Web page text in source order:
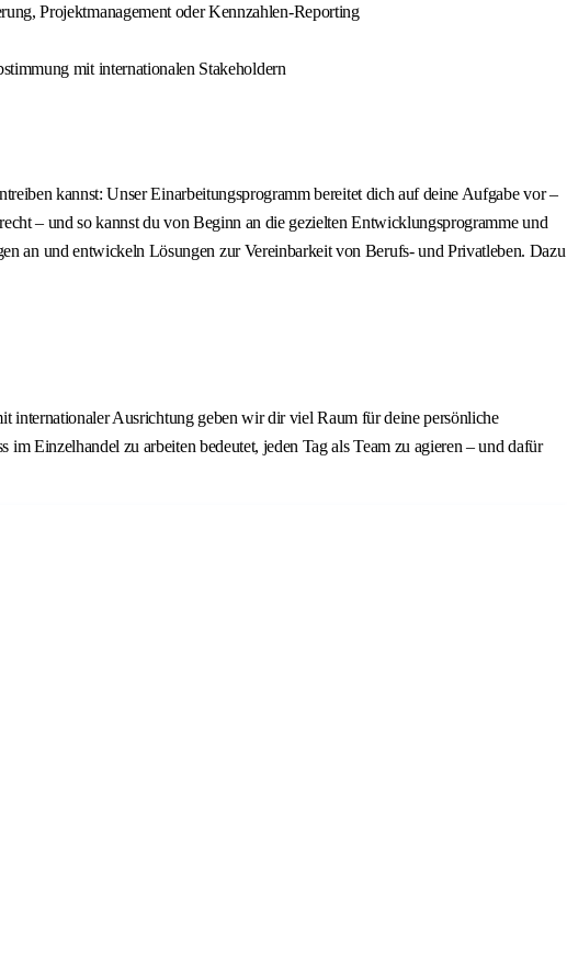
Projektmanagement oder Kennzahlen-Reporting
mit internationalen Stakeholdern
kannst: Unser Einarbeitungsprogramm bereitet dich auf deine Aufgabe vor –
– und so kannst du von Beginn an die gezielten Entwicklungsprogramme und
an und entwickeln Lösungen zur Vereinbarkeit von Berufs- und Privatleben. Dazu
Ausrichtung geben wir dir viel Raum für deine persönliche
Einzelhandel zu arbeiten bedeutet, jeden Tag als Team zu agieren – und dafür